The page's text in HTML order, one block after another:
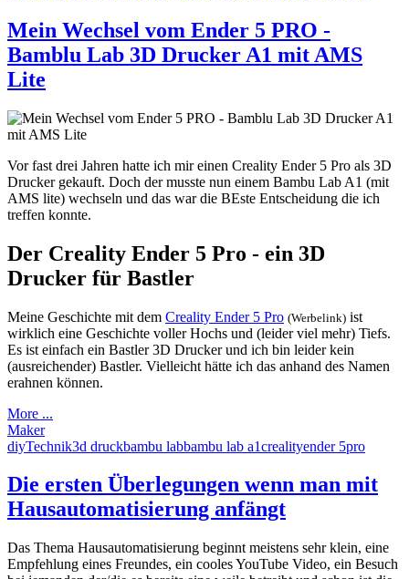
Mein Wechsel vom Ender 5 PRO -
Bamblu Lab 3D Drucker A1 mit AMS
Lite
Vor fast drei Jahren hatte ich mir einen Creality Ender 5 Pro als 3D
Drucker gekauft. Doch der musste nun einem Bambu Lab A1 (mit
AMS lite) wechseln und das war die BEste Entscheidung die ich
treffen konnte.
Der Creality Ender 5 Pro - ein 3D
Drucker für Bastler
Meine Geschichte mit dem Creality Ender 5 Pro (Werbelink) ist
wirklich eine Geschichte voller Hochs und (leider viel mehr) Tiefs.
Es ist einfach ein Bastler 3D Drucker und ich bin leider kein
(ausreichender) Bastler. Vielleicht hätte ich das anhand des Namen
erahnen können.
More ...
Maker
diyTechnik3d druckbambu labbambu lab a1crealityender 5pro
Die ersten Überlegungen wenn man mit
Hausautomatisierung anfängt
Das Thema Hausautomatisierung beginnt meistens sehr klein, eine
Empfehlung eines Freundes, ein cooles YouTube Video, ein Besuch